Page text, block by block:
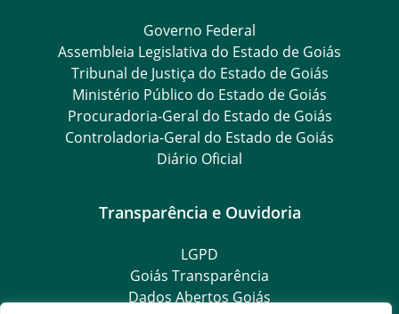
Governo Federal
Assembleia Legislativa do Estado de Goiás
Tribunal de Justiça do Estado de Goiás
Ministério Público do Estado de Goiás
Procuradoria-Geral do Estado de Goiás
Controladoria-Geral do Estado de Goiás
Diário Oficial
Transparência e Ouvidoria
LGPD
Goiás Transparência
Dados Abertos Goiás